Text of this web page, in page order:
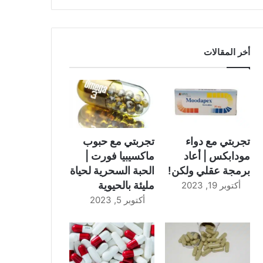
أخر المقالات
تجربتي مع دواء
مودابكس | أعاد
برمجة عقلي ولكن!
أكتوبر 19, 2023
تجربتي مع حبوب
ماكسيبيا فورت |
الحبة السحرية لحياة
مليئة بالحيوية
أكتوبر 5, 2023